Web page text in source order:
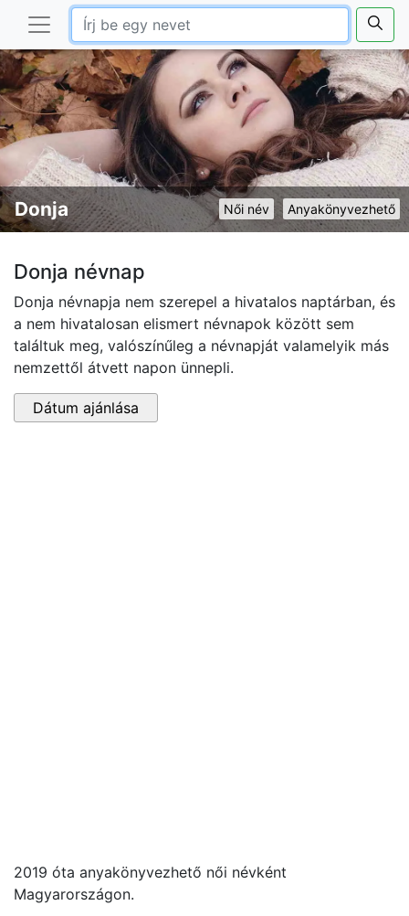
Anyakönyvezhető
Női név
Donja
Donja névnap
Donja névnapja nem szerepel a hivatalos naptárban, és
a nem hivatalosan elismert névnapok között sem
találtuk meg, valószínűleg a névnapját valamelyik más
nemzettől átvett napon ünnepli.
Dátum ajánlása
2019 óta anyakönyvezhető női névként
Magyarországon.